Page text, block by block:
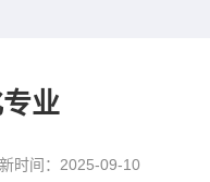
业
间：2025-09-10